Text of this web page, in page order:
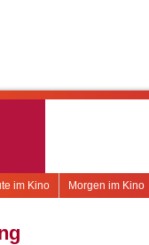
Morgen im Kino
im Kino